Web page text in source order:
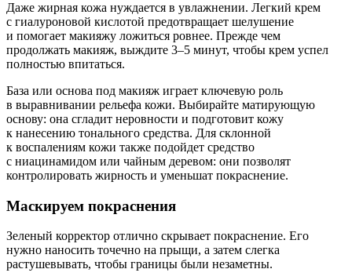
Даже жирная кожа нуждается в увлажнении. Легкий крем
с гиалуроновой кислотой предотвращает шелушение
и помогает макияжу ложиться ровнее. Прежде чем
продолжать макияж, выждите 3–5 минут, чтобы крем успел
полностью впитаться.
База или основа под макияж играет ключевую роль
в выравнивании рельефа кожи. Выбирайте матирующую
основу: она сгладит неровности и подготовит кожу
к нанесению тонального средства. Для склонной
к воспалениям кожи также подойдет средство
с ниацинамидом или чайным деревом: они позволят
контролировать жирность и уменьшат покраснение.
Маскируем покраснения
Зеленый корректор отлично скрывает покраснение. Его
нужно наносить точечно на прыщи, а затем слегка
растушевывать, чтобы границы были незаметны.